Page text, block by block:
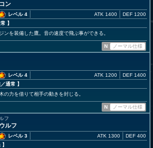
ン
レベル 4
】
ATK 1400 DEF 1200
ンを装備した鷹。音の速度で飛ぶ事ができる。
N ノーマル仕様
レベル 4
／通常 】
ATK 1200 DEF 1400
の力を借りて相手の動きを封じる。
N ノーマル仕様
フ
ルフ
レベル 3
】
ATK 1300 DEF 400